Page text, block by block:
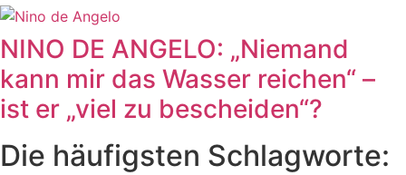
NINO DE ANGELO: „Niemand
kann mir das Wasser reichen“ –
ist er „viel zu bescheiden“?
Die häufigsten Schlagworte: